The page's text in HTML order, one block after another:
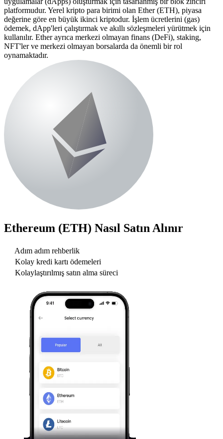
platformudur. Yerel kripto para birimi olan Ether (ETH), piyasa
değerine göre en büyük ikinci kriptodur. İşlem ücretlerini (gas)
ödemek, dApp'leri çalıştırmak ve akıllı sözleşmeleri yürütmek için
kullanılır. Ether ayrıca merkezi olmayan finans (DeFi), staking,
NFT'ler ve merkezi olmayan borsalarda da önemli bir rol
oynamaktadır.
Ethereum (ETH) Nasıl Satın Alınır
Adım adım rehberlik
Kolay kredi kartı ödemeleri
Kolaylaştırılmış satın alma süreci